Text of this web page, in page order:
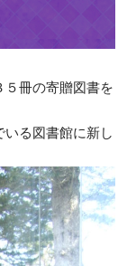
５冊の寄贈図書を
る図書館に新し